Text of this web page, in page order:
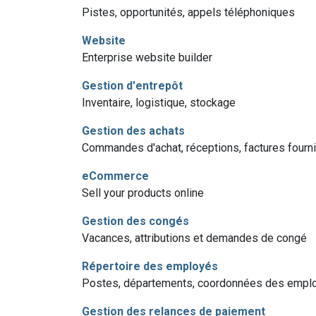
Pistes, opportunités, appels téléphoniques
Website
Enterprise website builder
Gestion d'entrepôt
Inventaire, logistique, stockage
Gestion des achats
Commandes d'achat, réceptions, factures
eCommerce
Sell your products online
Gestion des congés
Vacances, attributions et demandes de congé
Répertoire des employés
Postes, départements, coordonnées des
Gestion des relances de paiement